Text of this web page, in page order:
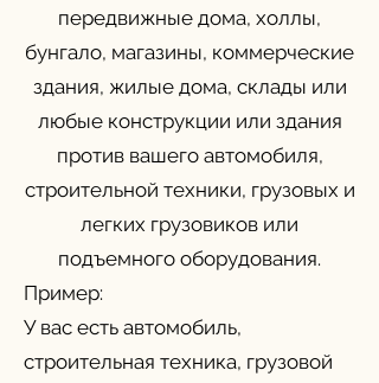
передвижные дома, холлы,
бунгало, магазины, коммерческие
здания, жилые дома, склады или
любые конструкции или здания
против вашего автомобиля,
строительной техники, грузовых и
легких грузовиков или
подъемного оборудования.
Пример:
У вас есть автомобиль,
строительная техника, грузовой